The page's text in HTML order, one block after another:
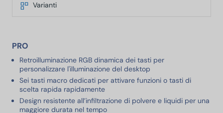
Varianti
PRO
Retroilluminazione RGB dinamica dei tasti per
personalizzare l'illuminazione del desktop
Sei tasti macro dedicati per attivare funzioni o tasti di
scelta rapida rapidamente
Design resistente all’infiltrazione di polvere e liquidi per una
maggiore durata nel tempo